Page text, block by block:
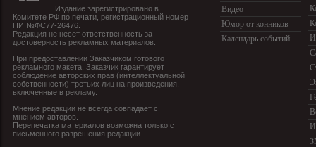
Издание зарегистрировано в
Комитете РФ по печати, регистрационный номер
ПИ №ФС77-26476.
Редакция не несет ответственность за
достоверность рекламных материалов.
При предоставлении Заказчиком готового
рекламного макета, Заказчик гарантирует
соблюдение авторских прав (интеллектуальной
собственности) третьих лиц на произведения,
включенные в рекламу.
Мнение редакции не всегда совпадает с
мнением авторов.
Перепечатка материалов возможна только с
письменного разрешения редакции.
Видео
Юмор от конников
Календарь событий